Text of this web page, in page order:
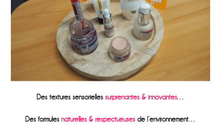
Des textures sensorielles surprenantes & innovantes…
Des formules naturelles & respectueuses de l’environnement…